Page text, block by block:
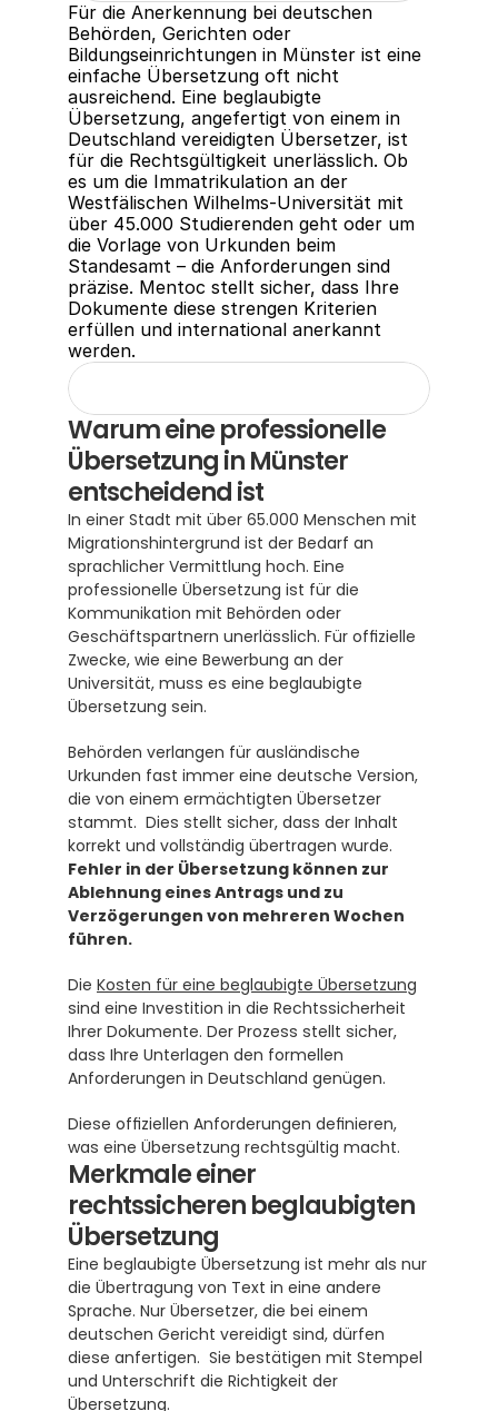
Für die Anerkennung bei deutschen
Behörden, Gerichten oder
Bildungseinrichtungen in Münster ist eine
einfache Übersetzung oft nicht
ausreichend. Eine beglaubigte
Übersetzung, angefertigt von einem in
Deutschland vereidigten Übersetzer, ist
für die Rechtsgültigkeit unerlässlich. Ob
es um die Immatrikulation an der
Westfälischen Wilhelms-Universität mit
über 45.000 Studierenden geht oder um
die Vorlage von Urkunden beim
Standesamt – die Anforderungen sind
präzise. Mentoc stellt sicher, dass Ihre
Dokumente diese strengen Kriterien
erfüllen und international anerkannt
werden.
Warum eine professionelle
Übersetzung in Münster
entscheidend ist
In einer Stadt mit über 65.000 Menschen mit
Migrationshintergrund ist der Bedarf an
sprachlicher Vermittlung hoch. Eine
professionelle Übersetzung ist für die
Kommunikation mit Behörden oder
Geschäftspartnern unerlässlich. Für offizielle
Zwecke, wie eine Bewerbung an der
Universität, muss es eine beglaubigte
Übersetzung sein.
Behörden verlangen für ausländische
Urkunden fast immer eine deutsche Version,
die von einem ermächtigten Übersetzer
stammt.  Dies stellt sicher, dass der Inhalt
Fehler in der Übersetzung können zur
Ablehnung eines Antrags und zu
Verzögerungen von mehreren Wochen
führen.
Die Kosten für eine beglaubigte Übersetzung
sind eine Investition in die Rechtssicherheit
Ihrer Dokumente. Der Prozess stellt sicher,
dass Ihre Unterlagen den formellen
Anforderungen in Deutschland genügen.
Diese offiziellen Anforderungen definieren,
was eine Übersetzung rechtsgültig macht.
Merkmale einer
rechtssicheren beglaubigten
Übersetzung
Eine beglaubigte Übersetzung ist mehr als nur
die Übertragung von Text in eine andere
Sprache. Nur Übersetzer, die bei einem
deutschen Gericht vereidigt sind, dürfen
diese anfertigen.  Sie bestätigen mit Stempel
und Unterschrift die Richtigkeit der
Übersetzung.